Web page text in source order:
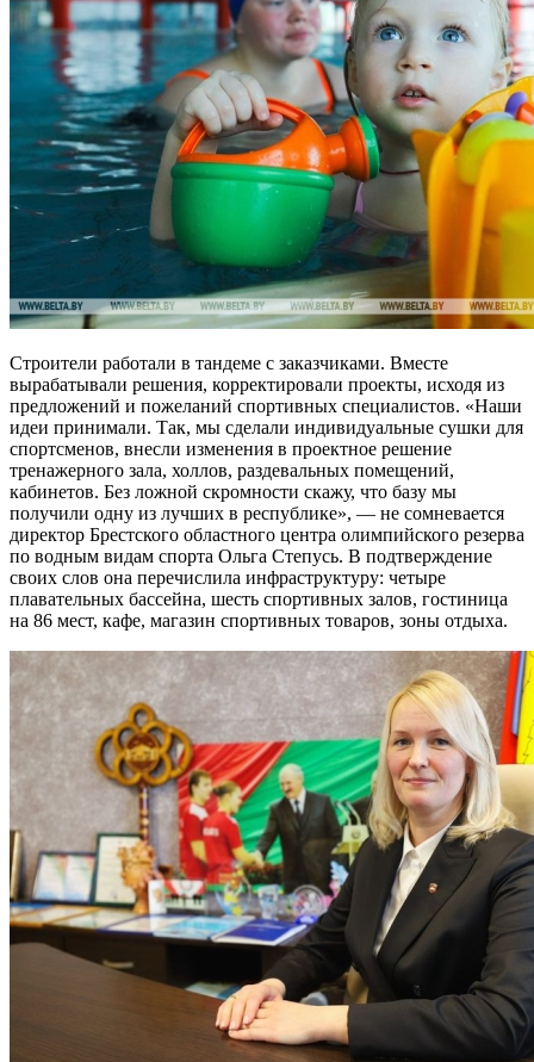
Строители работали в тандеме с заказчиками. Вместе
вырабатывали решения, корректировали проекты, исходя из
предложений и пожеланий спортивных специалистов. «Наши
идеи принимали. Так, мы сделали индивидуальные сушки для
спортсменов, внесли изменения в проектное решение
тренажерного зала, холлов, раздевальных помещений,
кабинетов. Без ложной скромности скажу, что базу мы
получили одну из лучших в республике», — не сомневается
директор Брестского областного центра олимпийского резерва
по водным видам спорта Ольга Степусь. В подтверждение
своих слов она перечислила инфраструктуру: четыре
плавательных бассейна, шесть спортивных залов, гостиница
на 86 мест, кафе, магазин спортивных товаров, зоны отдыха.